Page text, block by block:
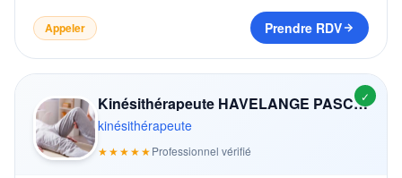
Appeler Prendre RDV
✓
Kinésithérapeute HAVELANGE PASCAL
kinésithérapeute
★★★★★Professionnel vérifié